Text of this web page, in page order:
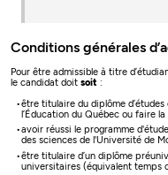
Conditions générales
Pour être admissible à titre
le candidat doitsoit :
être titulaire du diplôme
l’Éducation du Québec ou faire la
avoir réussi le programme
des sciences de l'Université de
être titulaire d’un diplôme
universitaires (équivalent temps